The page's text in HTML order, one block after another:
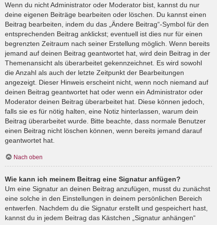
Wenn du nicht Administrator oder Moderator bist, kannst du nur
deine eigenen Beiträge bearbeiten oder löschen. Du kannst einen
Beitrag bearbeiten, indem du das „Ändere Beitrag“-Symbol für den
entsprechenden Beitrag anklickst; eventuell ist dies nur für einen
begrenzten Zeitraum nach seiner Erstellung möglich. Wenn bereits
jemand auf deinen Beitrag geantwortet hat, wird dein Beitrag in der
Themenansicht als überarbeitet gekennzeichnet. Es wird sowohl
die Anzahl als auch der letzte Zeitpunkt der Bearbeitungen
angezeigt. Dieser Hinweis erscheint nicht, wenn noch niemand auf
deinen Beitrag geantwortet hat oder wenn ein Administrator oder
Moderator deinen Beitrag überarbeitet hat. Diese können jedoch,
falls sie es für nötig halten, eine Notiz hinterlassen, warum dein
Beitrag überarbeitet wurde. Bitte beachte, dass normale Benutzer
einen Beitrag nicht löschen können, wenn bereits jemand darauf
geantwortet hat.
Nach oben
Wie kann ich meinem Beitrag eine Signatur anfügen?
Um eine Signatur an deinen Beitrag anzufügen, musst du zunächst
eine solche in den Einstellungen in deinem persönlichen Bereich
entwerfen. Nachdem du die Signatur erstellt und gespeichert hast,
kannst du in jedem Beitrag das Kästchen „Signatur anhängen“